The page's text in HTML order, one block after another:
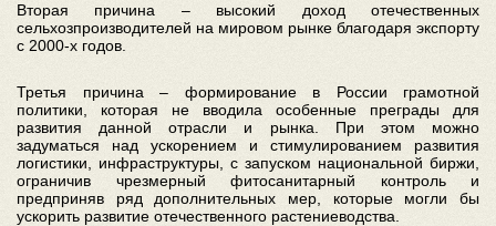
Вторая причина – высокий доход отечественных
сельхозпроизводителей на мировом рынке благодаря экспорту
с 2000-х годов.
Третья причина – формирование в России грамотной
политики, которая не вводила особенные преграды для
развития данной отрасли и рынка. При этом можно
задуматься над ускорением и стимулированием развития
логистики, инфраструктуры, с запуском национальной биржи,
ограничив чрезмерный фитосанитарный контроль и
предприняв ряд дополнительных мер, которые могли бы
ускорить развитие отечественного растениеводства.